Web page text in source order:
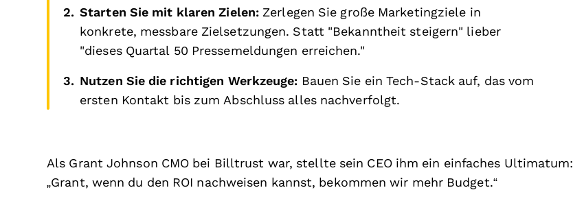
Starten Sie mit klaren Zielen: Zerlegen Sie große Marketingziele in
konkrete, messbare Zielsetzungen. Statt "Bekanntheit steigern" lieber
"dieses Quartal 50 Pressemeldungen erreichen."
Nutzen Sie die richtigen Werkzeuge: Bauen Sie ein Tech-Stack auf, das vom
ersten Kontakt bis zum Abschluss alles nachverfolgt.
Als Grant Johnson CMO bei Billtrust war, stellte sein CEO ihm ein einfaches Ultimatum:
„Grant, wenn du den ROI nachweisen kannst, bekommen wir mehr Budget.“